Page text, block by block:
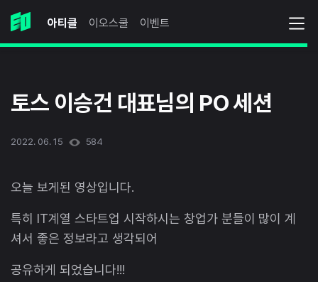
아티클 이오스쿨 이벤트
토스 이승건 대표님의 PO 세션
2022. 06. 15 584
오늘 보게된 영상입니다.
특히 IT계열 스타트업 시작하시는 창업가 분들이 많이 계
셔서 좋은 정보라고 생각되어
공유하게 되었습니다!!!